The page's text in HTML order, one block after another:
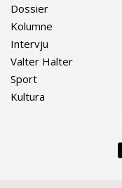
Dossier
Kolumne
Intervju
Valter Halter
Sport
Kultura